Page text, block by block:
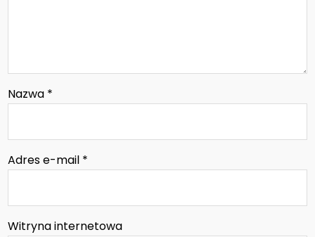
Nazwa *
Adres e-mail *
Witryna internetowa